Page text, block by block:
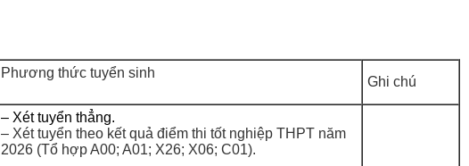
Phương thức tuyển sinh
Ghi chú
– Xét tuyển thẳng.
– Xét tuyển theo kết quả điểm thi tốt nghiệp THPT năm
2026 (Tổ hợp A00; A01; X26; X06; C01).